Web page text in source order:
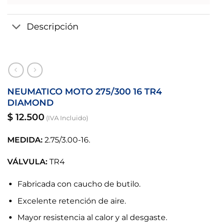
Descripción
NEUMATICO MOTO 275/300 16 TR4
DIAMOND
$ 12.500 (IVA Incluido)
MEDIDA: 2.75/3.00-16.
VÁLVULA: TR4
Fabricada con caucho de butilo.
Excelente retención de aire.
Mayor resistencia al calor y al desgaste.